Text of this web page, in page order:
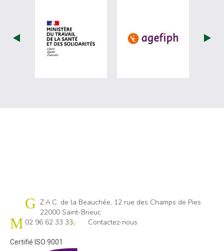
visiter les site de Ministère du travail
visiter les
Cap emploi 22
Z.A.C. de la Beauchée, 12 rue des Champs de Pies
22000 Saint-Brieuc
02 96 62 33 33
Contactez-nous
Certifié ISO 9001